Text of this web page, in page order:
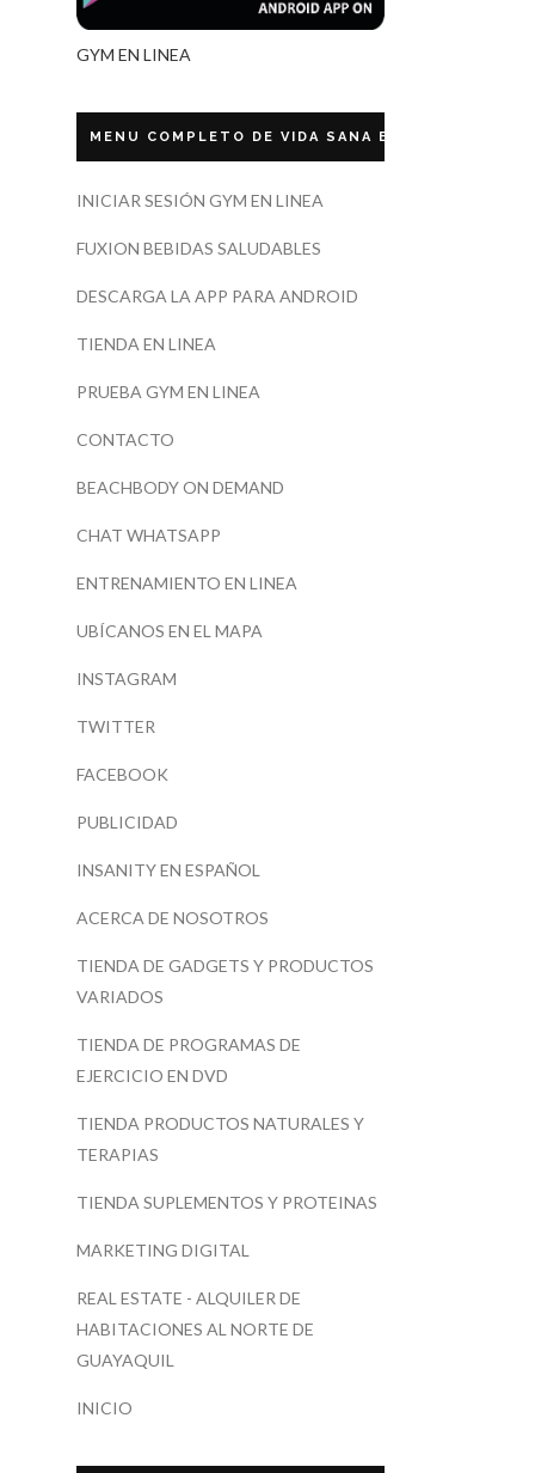
GYM EN LINEA
MENU COMPLETO DE VIDA SANA ECUADOR
INICIAR SESIÓN GYM EN LINEA
FUXION BEBIDAS SALUDABLES
DESCARGA LA APP PARA ANDROID
TIENDA EN LINEA
PRUEBA GYM EN LINEA
CONTACTO
BEACHBODY ON DEMAND
CHAT WHATSAPP
ENTRENAMIENTO EN LINEA
UBÍCANOS EN EL MAPA
INSTAGRAM
TWITTER
FACEBOOK
PUBLICIDAD
INSANITY EN ESPAÑOL
ACERCA DE NOSOTROS
TIENDA DE GADGETS Y PRODUCTOS
VARIADOS
TIENDA DE PROGRAMAS DE
EJERCICIO EN DVD
TIENDA PRODUCTOS NATURALES Y
TERAPIAS
TIENDA SUPLEMENTOS Y PROTEINAS
MARKETING DIGITAL
REAL ESTATE - ALQUILER DE
HABITACIONES AL NORTE DE
GUAYAQUIL
INICIO